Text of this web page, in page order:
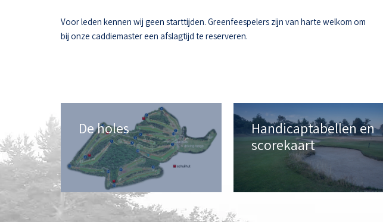
Voor leden kennen wij geen starttijden. Greenfeespelers zijn van harte welkom om
bij onze caddiemaster een afslagtijd te reserveren.
De holes
Handicaptabellen en
scorekaart